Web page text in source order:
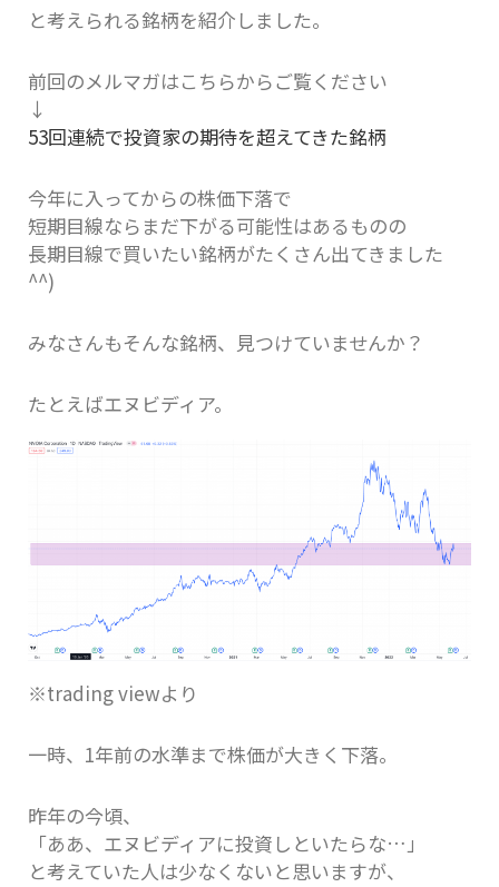
と考えられる銘柄を紹介しました。
前回のメルマガはこちらからご覧ください
↓
53回連続で投資家の期待を超えてきた銘柄
今年に入ってからの株価下落で
短期目線ならまだ下がる可能性はあるものの
長期目線で買いたい銘柄がたくさん出てきました
^^)
みなさんもそんな銘柄、見つけていませんか？
たとえばエヌビディア。
※trading viewより
一時、1年前の水準まで株価が大きく下落。
昨年の今頃、
「ああ、エヌビディアに投資しといたらな…」
と考えていた人は少なくないと思いますが、